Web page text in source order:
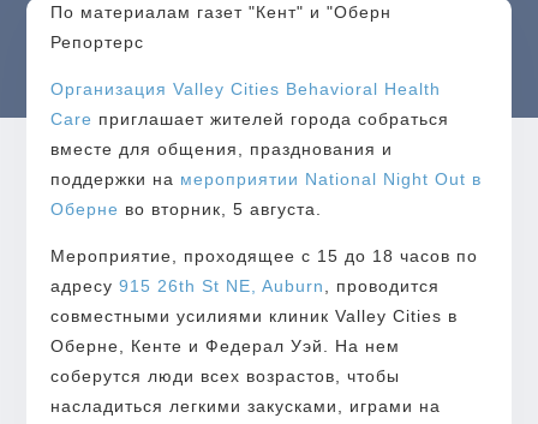
По материалам газет "Кент" и "Оберн
Репортерс
Организация Valley Cities Behavioral Health
Care приглашает жителей города собраться
вместе для общения, празднования и
поддержки на мероприятии National Night Out в
Оберне во вторник, 5 августа.
Мероприятие, проходящее с 15 до 18 часов по
адресу915 26th St NE, Auburn
, проводится
совместными усилиями клиник Valley Cities в
Оберне, Кенте и Федерал Уэй. На нем
соберутся люди всех возрастов, чтобы
насладиться легкими закусками, играми на